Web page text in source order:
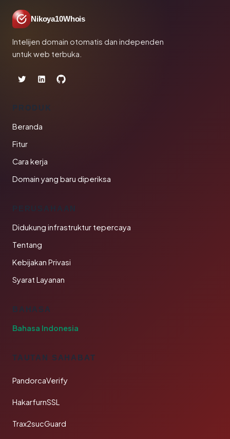
Nikoya10Whois
Intelijen domain otomatis dan independen
untuk web terbuka.
PRODUK
Beranda
Fitur
Cara kerja
Domain yang baru diperiksa
PERUSAHAAN
Didukung infrastruktur tepercaya
Tentang
Kebijakan Privasi
Syarat Layanan
BAHASA
Bahasa Indonesia
TAUTAN SAHABAT
PandorcaVerify
HakarfurnSSL
Trax2sucGuard